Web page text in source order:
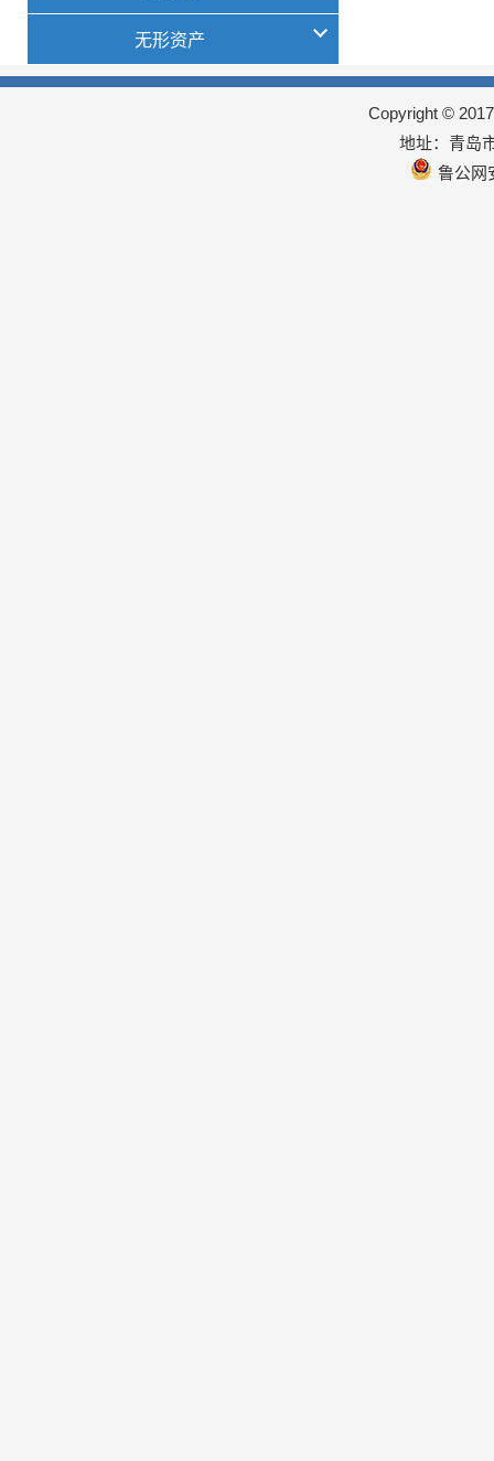
无形资产
Copyright ©
地址：青岛
鲁公网